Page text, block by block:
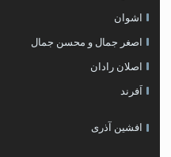
اشوان
اصغر جمال و محسن جمال
اصلان رادان
اَفرند
افشین آذری